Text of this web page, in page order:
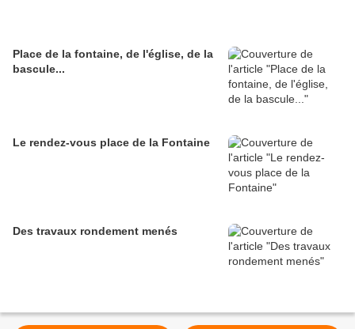
Place de la fontaine, de l'église, de la
bascule...
Le rendez-vous place de la Fontaine
Des travaux rondement menés